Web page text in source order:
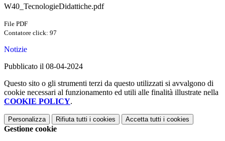
W40_TecnologieDidattiche.pdf
File PDF
Contatore click: 97
Notizie
Pubblicato il 08-04-2024
Questo sito o gli strumenti terzi da questo utilizzati si avvalgono di
cookie necessari al funzionamento ed utili alle finalità illustrate nella
COOKIE POLICY.
Personalizza Rifiuta tutti i cookies Accetta tutti i cookies
Gestione cookie